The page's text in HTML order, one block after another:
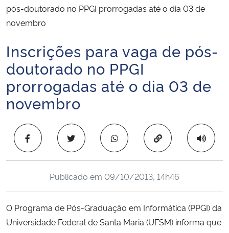
Ministério da Economia
Ministério da Infraestrutura
Ministério da Agricultura, Pecuária e Abastecimento
Ministério da Educação
Ministério da Cidadania
Ministério da Saúde
Ministério de Minas e Energia
Ministério da Ciência, Tecnologia, Inovações e Comunicações
pós-doutorado no PPGI prorrogadas até o dia 03 de
novembro
Início do conteúdo
Inscrições para vaga de pós-
doutorado no PPGI
prorrogadas até o dia 03 de
novembro
Copiar para área
Publicado em 09/10/2013, 14h46
O Programa de Pós-Graduação em Informática (PPGI) da
Universidade Federal de Santa Maria (UFSM) informa que